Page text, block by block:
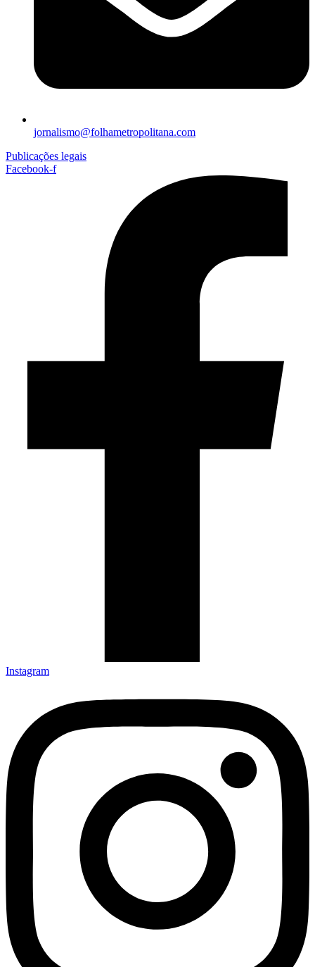
jornalismo@folhametropolitana.com
Publicações legais
Facebook-f
Instagram